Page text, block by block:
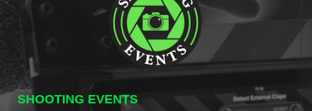
SHOOTING EVENTS